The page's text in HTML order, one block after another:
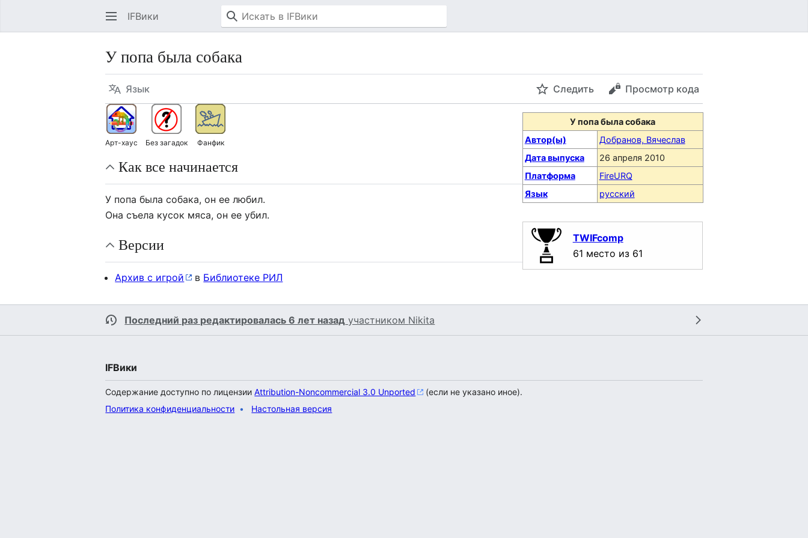
IFВики
У попа была собака
Язык Следить Просмотр кода
У попа была собака
Автор(ы)
Добранов, Вячеслав
Дата выпуска
26 апреля 2010
Платформа
FireURQ
Язык
русский
Арт-хаус Без загадок Фанфик
TWIFcomp
61 место из 61
Как все начинается
У попа была собака, он ее любил.
Она съела кусок мяса, он ее убил.
Версии
Архив с игрой в Библиотеке РИЛ
Последний раз редактировалась 6 лет назад участником Nikita
IFВики
Содержание доступно по лицензииAttribution-Noncommercial 3.0 Unported
(если не указано иное).
Политика конфиденциальности
Настольная версия